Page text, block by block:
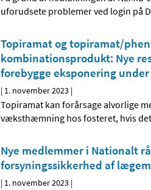
uforudsete problemer ved login på
Topiramat og topiramat/
kombinationsprodukt: Nye
forebygge eksponering
| 1. november 2023 |
Topiramat kan forårsage alvorlige
væksthæmning hos fosteret, hvis
Nye medlemmer i Nationalt
forsyningssikkerhed af
| 1. november 2023 |